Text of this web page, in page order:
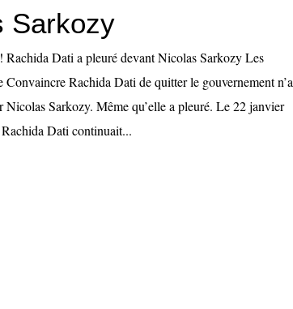
Sarkozy
Dati a pleuré devant Nicolas Sarkozy Les
Convaincre Rachida Dati de quitter le gouvernement n’a
Nicolas Sarkozy. Même qu’elle a pleuré. Le 22 janvier
Dati continuait...